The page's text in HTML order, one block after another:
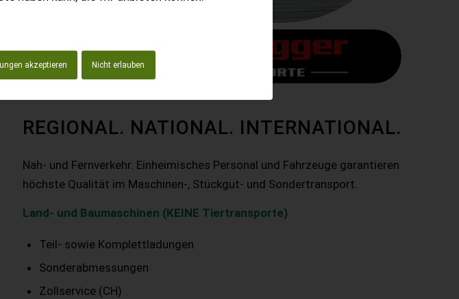
akzeptieren Nicht erlauben
REGIONAL. NATIONAL. INTERNATIONAL.
Nah- und Fernverkehr. Einheimisches Personal und Fahrzeuge garantieren
höchste Qualität im Maschinen-, Stückgut- und Sondertransport.
Land- und Baumaschinen (KEINE Tiertransporte)
Teil- sowie Komplettladungen
Sonderabmessungen
Zollservice (CH)